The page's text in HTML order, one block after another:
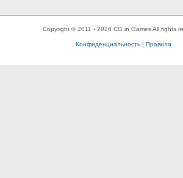
Copyright © 2011 - 2026 CG in Games All rights
Конфиденциальность| Правила